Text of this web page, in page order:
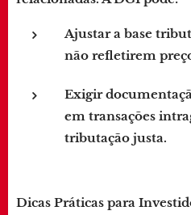
Ajustar a base
não refletirem
Exigir
em transações
tributação justa.
Dicas Práticas para